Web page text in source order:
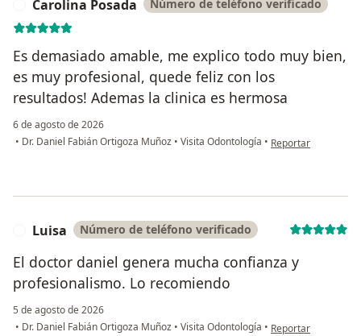
Carolina Posada Número de teléfono verificado
Es demasiado amable, me explico todo muy bien,
es muy profesional, quede feliz con los
resultados! Ademas la clinica es hermosa
6 de agosto de 2026
• Dr. Daniel Fabián Ortigoza Muñoz • Visita Odontología • en opinión del
Reportar
Luisa Número de teléfono verificado
El doctor daniel genera mucha confianza y
profesionalismo. Lo recomiendo
5 de agosto de 2026
• Dr. Daniel Fabián Ortigoza Muñoz • Visita Odontología • en opinión del
Reportar